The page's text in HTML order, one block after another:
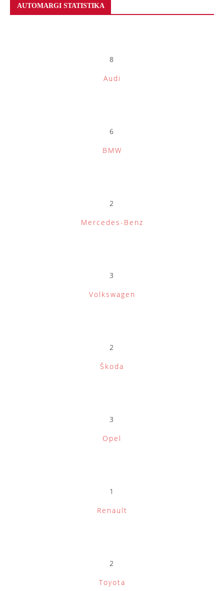
AUTOMARGI STATISTIKA
8
Audi
6
BMW
2
Mercedes-Benz
3
Volkswagen
2
Škoda
3
Opel
1
Renault
2
Toyota